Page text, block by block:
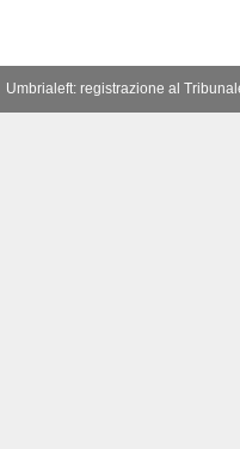
Umbrialeft: registrazione al